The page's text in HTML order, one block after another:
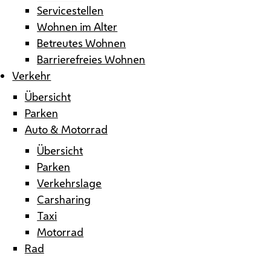
Servicestellen
Wohnen im Alter
Betreutes Wohnen
Barrierefreies Wohnen
Verkehr
Übersicht
Parken
Auto & Motorrad
Übersicht
Parken
Verkehrslage
Carsharing
Taxi
Motorrad
Rad